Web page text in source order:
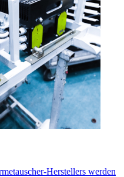
Herstellers werden